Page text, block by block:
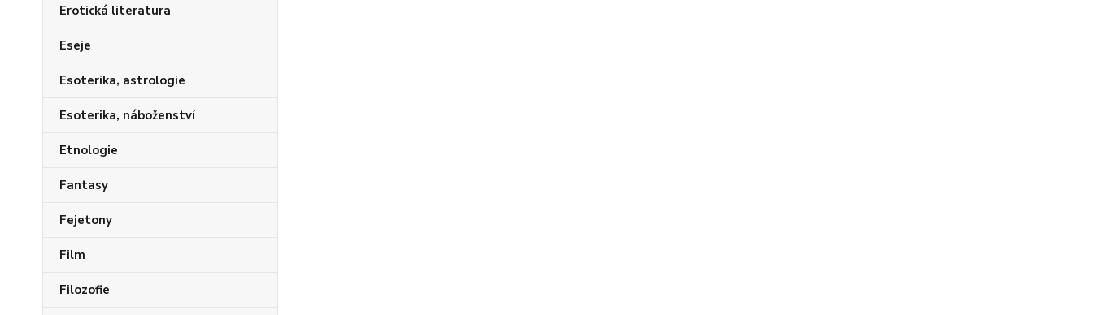
Erotická literatura
Eseje
Esoterika, astrologie
Esoterika, náboženství
Etnologie
Fantasy
Fejetony
Film
Filozofie